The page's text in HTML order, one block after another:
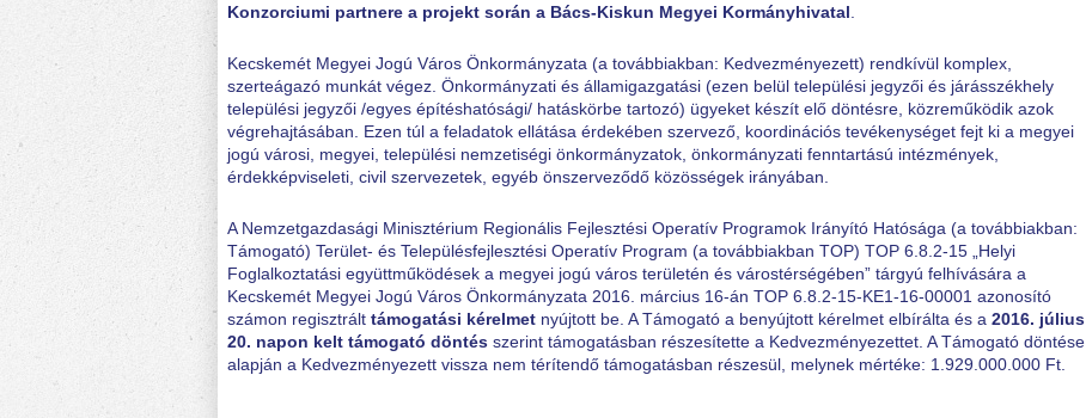
Konzorciumi partnere a projekt során a Bács-Kiskun Megyei Kormányhivatal
Kecskemét Megyei Jogú Város Önkormányzata (a továbbiakban: Kedvezményezett) rendkívül komplex,
szerteágazó munkát végez. Önkormányzati és államigazgatási (ezen belül települési jegyzői és járásszékhely
települési jegyzői /egyes építéshatósági/ hatáskörbe tartozó) ügyeket készít elő döntésre, közreműködik azok
végrehajtásában. Ezen túl a feladatok ellátása érdekében szervező, koordinációs tevékenységet fejt ki a megyei
jogú városi, megyei, települési nemzetiségi önkormányzatok, önkormányzati fenntartású intézmények,
érdekképviseleti, civil szervezetek, egyéb önszerveződő közösségek irányában.
A Nemzetgazdasági Minisztérium Regionális Fejlesztési Operatív Programok Irányító Hatósága (a továbbiakban:
Támogató) Terület- és Településfejlesztési Operatív Program (a továbbiakban TOP) TOP 6.8.2-15 „Helyi
Foglalkoztatási együttműködések a megyei jogú város területén és várostérségében” tárgyú felhívására a
Kecskemét Megyei Jogú Város Önkormányzata 2016. március 16-án TOP 6.8.2-15-KE1-16-00001 azonosító
számon regisztrált támogatási kérelmetnyújtott be. A Támogató a benyújtott kérelmet elbírálta és a 2016. július
20. napon kelt támogató döntésszerint támogatásban részesítette a Kedvezményezettet. A Támogató döntése
alapján a Kedvezményezett vissza nem térítendő támogatásban részesül, melynek mértéke: 1.929.000.000 Ft.